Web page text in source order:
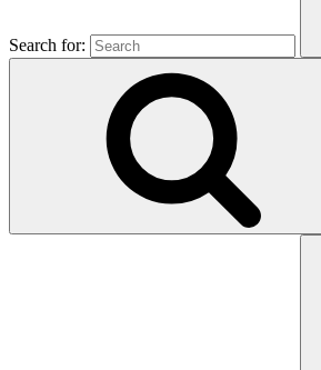
Search for: